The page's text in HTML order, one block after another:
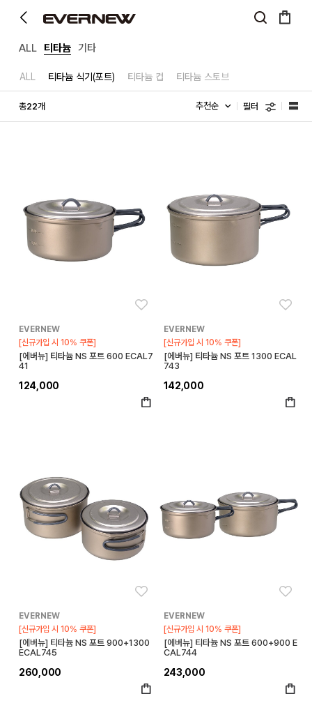
ALL 티타늄 기타
ALL 티타늄 식기(포트) 티타늄 컵 티타늄 스토브
총22개 필터
EVERNEW
[신규가입 시 10% 쿠폰]
[에버뉴] 티타늄 NS 포트 600 ECAL7
41
124,000
EVERNEW
[신규가입 시 10% 쿠폰]
[에버뉴] 티타늄 NS 포트 1300 ECAL
743
142,000
EVERNEW
[신규가입 시 10% 쿠폰]
[에버뉴] 티타늄 NS 포트 900+1300
ECAL745
260,000
EVERNEW
[신규가입 시 10% 쿠폰]
[에버뉴] 티타늄 NS 포트 600+900 E
CAL744
243,000